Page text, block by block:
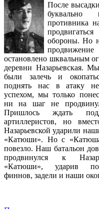
После
буквально
противника
обороны. Но
продвижение
остановлено шквальным
деревни Назарьевская.
были залечь и
поднять нас в атаку не
успехом, мы только
ни на шаг не
Пришлось ждать
артиллеристов, но
Назарьевской ударили
«Катюши». Но с
повезло. Наш батальон
продвинулся к
«Катюши», ударив
финнов, задели и наши